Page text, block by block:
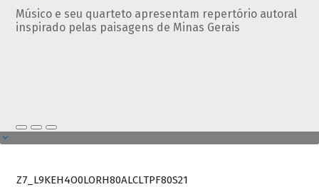
Músico e seu quarteto apresentam repertório autoral
inspirado pelas paisagens de Minas Gerais
Z7_L9KEH4O0LORH80ALCLTPF80S21